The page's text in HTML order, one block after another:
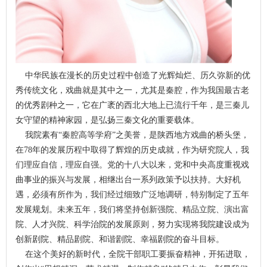
中华民族在漫长的历史过程中创造了光辉灿烂、历久弥新的优
秀传统文化，戏曲就是其中之一，尤其是秦腔，作为我国最古老
的优秀剧种之一，它在广袤的西北大地上已流行千年，是三秦儿
女守望的精神家园，是弘扬三秦文化的重要载体。
我院素有“秦腔高等学府”之美誉，是陕西地方戏曲的桥头堡，
在78年的发展历程中取得了辉煌的历史成就，作为研究院人，我
们理应自信，理应自强。党的十八大以来，党和中央高度重视戏
曲事业的振兴与发展，相继出台一系列政策予以扶持。大好机
遇，必须有所作为，我们经过细致广泛地调研，特别制定了五年
发展规划。未来五年，我们将坚持创新强院、精品立院、演出富
院、人才兴院、科学治院的发展原则，努力实现将我院建设成为
创新剧院、精品剧院、和谐剧院、幸福剧院的奋斗目标。
在这个美好的新时代，全院干部职工要振奋精神，开拓进取，